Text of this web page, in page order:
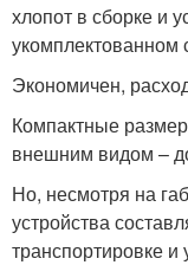
хлопот в сборке и
укомплектованном
Экономичен,
Компактные
внешним видом –
Но, несмотря на
устройства
транспортировке и